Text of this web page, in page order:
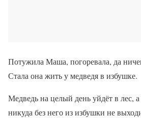
Потужила Маша, погоревала, да
Стала она жить у медведя в избушке.
Медведь на целый день уйдёт в лес,
никуда без него из избушки не